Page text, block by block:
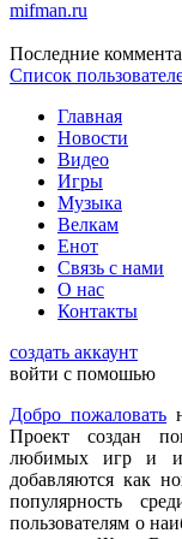
DmitrieGaming:
Checkmate:
Что ты имеешь
всех категорий
интересуются
ometu:новости для
Mifman :
Цитата: lexafrog
Обновите,
Игра обновлена
lexafrog:Обновите,
mifman.ru
Последние
Список
Главная
Новости
Видео
Игры
Музыка
Велкам
Енот
Связь с нами
О нас
Контакты
создать аккаунт
войти с помошью
Добро пожаловать
Проект создан
любимых игр и
добавляются как
популярность
пользователям о